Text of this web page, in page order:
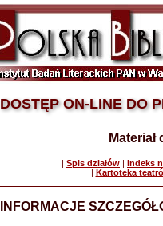
DOSTĘP ON-LINE DO
| Spis działów | Indeks
| Kartoteka
INFORMACJE